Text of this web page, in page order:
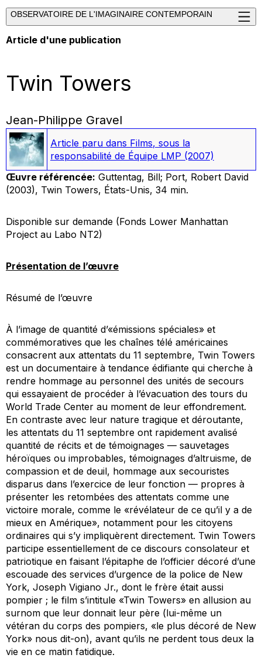
OBSERVATOIRE DE L'IMAGINAIRE CONTEMPORAIN
Article d'une publication
Twin Towers
Jean-Philippe Gravel
Article paru dans Films, sous la
responsabilité de Équipe LMP (2007)
Œuvre référencée: Guttentag, Bill; Port, Robert David
(2003), Twin Towers, États-Unis, 34 min.
Disponible sur demande (Fonds Lower Manhattan
Project au Labo NT2)
Présentation de l’œuvre
Résumé de l’œuvre
À l’image de quantité d’«émissions spéciales» et
commémoratives que les chaînes télé américaines
consacrent aux attentats du 11 septembre, Twin Towers
est un documentaire à tendance édifiante qui cherche à
rendre hommage au personnel des unités de secours
qui essayaient de procéder à l’évacuation des tours du
World Trade Center au moment de leur effondrement.
En contraste avec leur nature tragique et déroutante,
les attentats du 11 septembre ont rapidement avalisé
quantité de récits et de témoignages — sauvetages
héroïques ou improbables, témoignages d’altruisme, de
compassion et de deuil, hommage aux secouristes
disparus dans l’exercice de leur fonction — propres à
présenter les retombées des attentats comme une
victoire morale, comme le «révélateur de ce qu’il y a de
mieux en Amérique», notamment pour les citoyens
ordinaires qui s’y impliquèrent directement. Twin Towers
participe essentiellement de ce discours consolateur et
patriotique en faisant l’épitaphe de l’officier décoré d’une
escouade des services d’urgence de la police de New
York, Joseph Vigiano Jr., dont le frère était aussi
pompier ; le film s’intitule «Twin Towers» en allusion au
surnom que leur donnait leur père (lui-même un
vétéran du corps des pompiers, «le plus décoré de New
York» nous dit-on), avant qu’ils ne perdent tous deux la
vie en ce matin fatidique.